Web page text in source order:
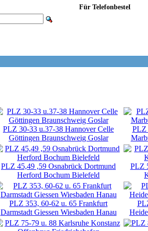
Für Telefonbestellung:
PLZ 30-33 u.37-38 Hannover Celle
Göttingen Braunschweig Goslar
PLZ
PLZ 45,49 ,59 Osnabrück Dortmund
Herford Bochum Bielefeld
PLZ
PLZ 353, 60-62 u. 65 Frankfurt
Darmstadt Giessen Wiesbaden Hanau